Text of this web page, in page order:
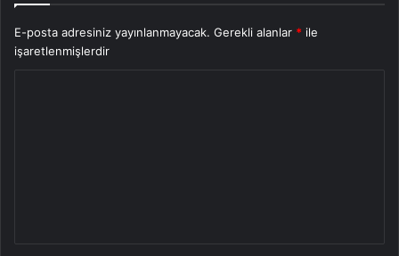
E-posta adresiniz yayınlanmayacak. Gerekli alanlar * ile
işaretlenmişlerdir